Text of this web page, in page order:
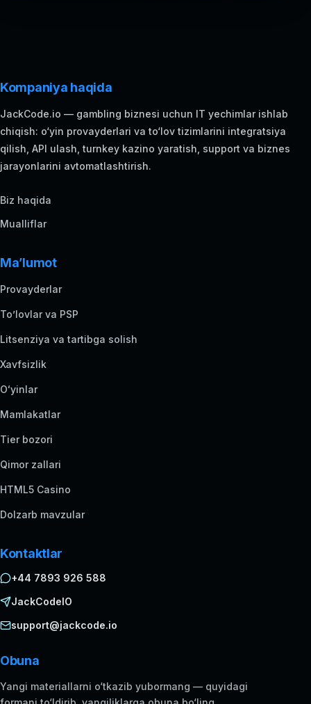
Kompaniya haqida
JackCode.io — gambling biznesi uchun IT yechimlar ishlab
chiqish: o‘yin provayderlari va to‘lov tizimlarini integratsiya
qilish, API ulash, turnkey kazino yaratish, support va biznes
jarayonlarini avtomatlashtirish.
Biz haqida
Mualliflar
Ma’lumot
Provayderlar
To’lovlar va PSP
Litsenziya va tartibga solish
Xavfsizlik
Oʻyinlar
Mamlakatlar
Tier bozori
Qimor zallari
HTML5 Casino
Dolzarb mavzular
Kontaktlar
+44 7893 926 588
JackCodeIO
support@jackcode.io
Obuna
Yangi materiallarni o‘tkazib yubormang — quyidagi